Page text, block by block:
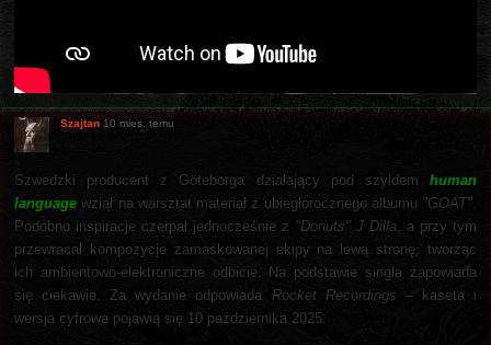
Szajtan 10 mies. temu
Szwedzki producent z Göteborga działający pod szyldem human
language wziął na warsztat materiał z ubiegłorocznego albumu "GOAT"
Podobno inspiracje czerpał jednocześnie z "Donuts" J Dilla , a przy tym
przewracał kompozycje zamaskowanej ekipy na lewą stronę, tworząc
ich ambientowo-elektroniczne odbicie. Na podstawie singla zapowiada
się ciekawie. Za wydanie odpowiada Rocket Recordings – kaseta i
wersja cyfrowa pojawią się 10 października 2025.